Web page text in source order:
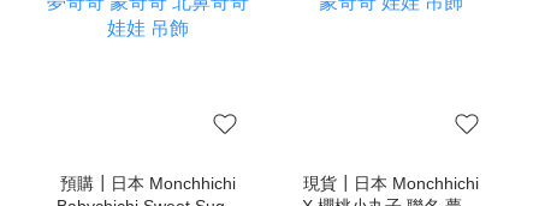
預購┃日本 Monchhichi
現貨┃日本 Monchhichi